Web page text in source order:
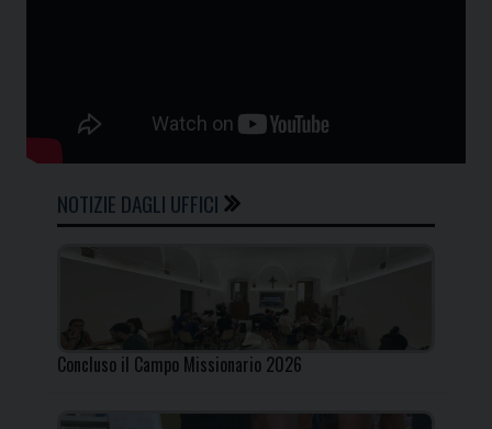
NOTIZIE DAGLI UFFICI
Concluso il Campo Missionario 2026